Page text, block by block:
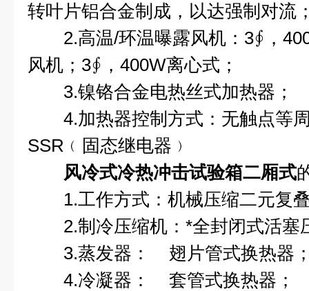
转叶片铝合金制成，以达强制对流
2.高温/环温曝露风机：3∮，
风机；3∮，400W离心式；
3.镍铬合金电热丝式加热器；
4.加热器控制方式：无触点等
SSR﹙固态继电器﹚
风冷式冷热冲击试验箱二厢式
1.工作方式：机械压缩二元复
2.制冷压缩机：*全封闭式活塞
3.蒸发器： 翅片管式换热器
4.冷凝器： 套管式换热器；